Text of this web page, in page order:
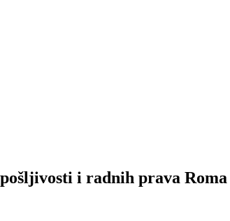
i radnih prava